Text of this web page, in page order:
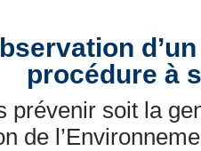
procédure à
prévenir soit la
de